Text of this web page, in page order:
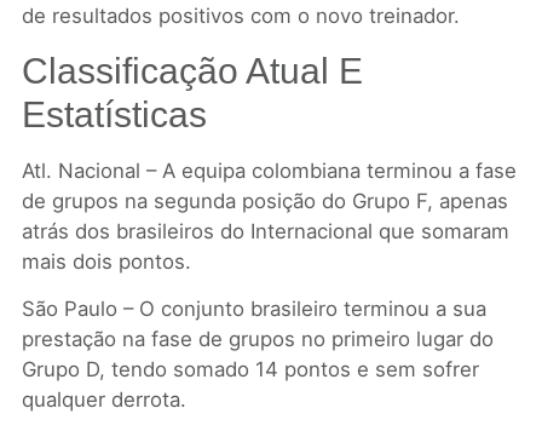
de resultados positivos com o novo treinador.
Classificação Atual E
Estatísticas
Atl. Nacional – A equipa colombiana terminou a fase
de grupos na segunda posição do Grupo F, apenas
atrás dos brasileiros do Internacional que somaram
mais dois pontos.
São Paulo – O conjunto brasileiro terminou a sua
prestação na fase de grupos no primeiro lugar do
Grupo D, tendo somado 14 pontos e sem sofrer
qualquer derrota.